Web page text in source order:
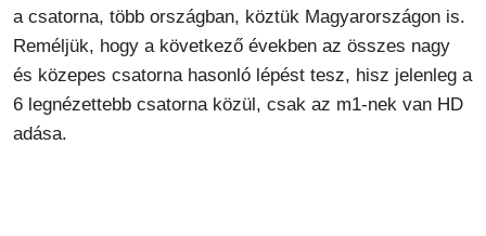
a csatorna, több országban, köztük Magyarországon is.
Reméljük, hogy a következő években az összes nagy
és közepes csatorna hasonló lépést tesz, hisz jelenleg a
6 legnézettebb csatorna közül, csak az m1-nek van HD
adása.